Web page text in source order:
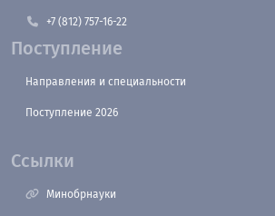
+7 (812) 757-16-22
Поступление
Направления и специальности
Поступление 2026
Ссылки
Минобрнауки